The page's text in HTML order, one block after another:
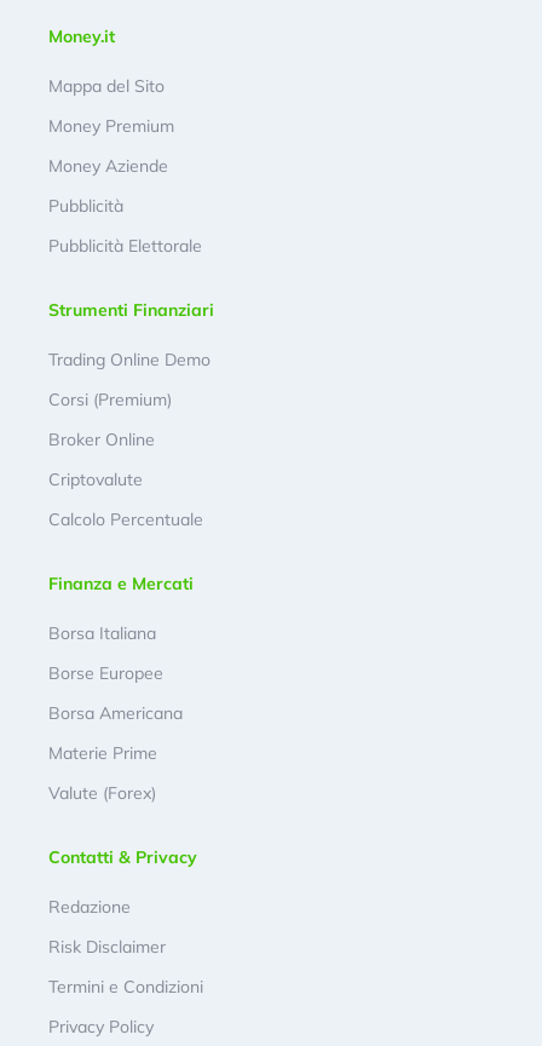
Money.it
Mappa del Sito
Money Premium
Money Aziende
Pubblicità
Pubblicità Elettorale
Strumenti Finanziari
Trading Online Demo
Corsi (Premium)
Broker Online
Criptovalute
Calcolo Percentuale
Finanza e Mercati
Borsa Italiana
Borse Europee
Borsa Americana
Materie Prime
Valute (Forex)
Contatti & Privacy
Redazione
Risk Disclaimer
Termini e Condizioni
Privacy Policy